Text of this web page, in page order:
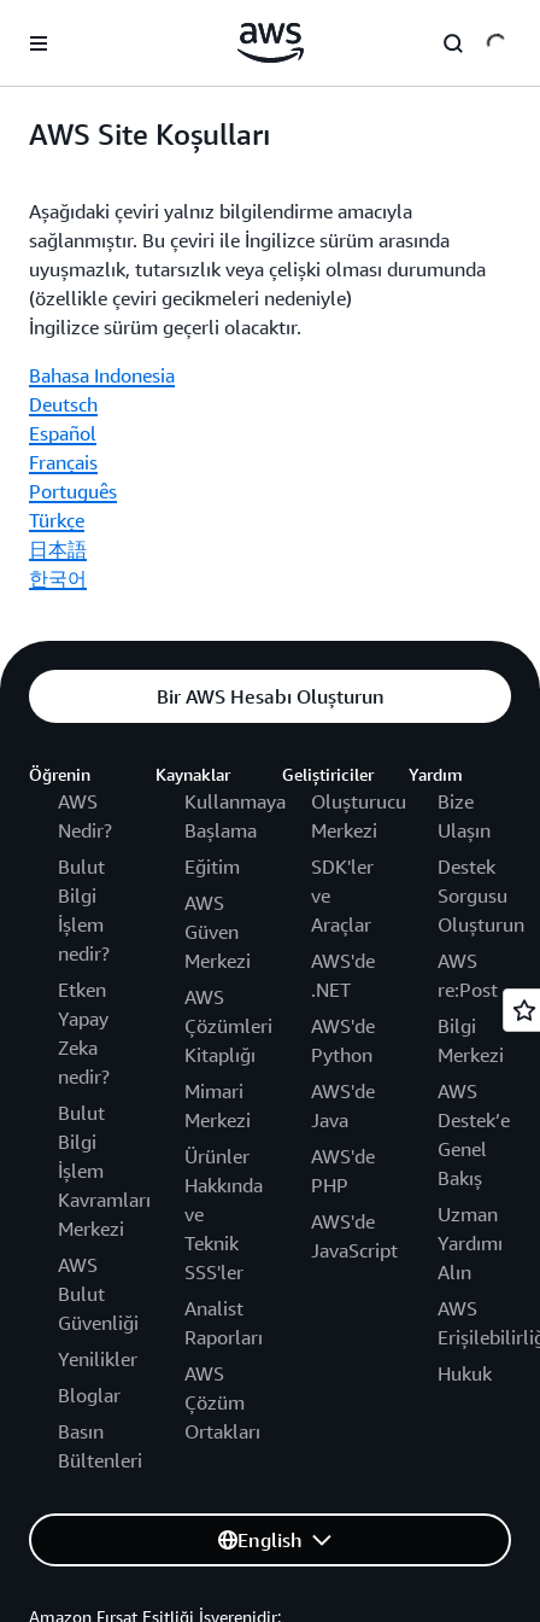
AWS Site Koşulları
Aşağıdaki çeviri yalnız bilgilendirme amacıyla
sağlanmıştır. Bu çeviri ile İngilizce sürüm arasında
uyuşmazlık, tutarsızlık veya çelişki olması durumunda
(özellikle çeviri gecikmeleri nedeniyle)
İngilizce sürüm geçerli olacaktır.
Bahasa Indonesia
Deutsch
Español
Français
Português
Türkçe
日本語
한국어
Bir AWS Hesabı Oluşturun
Öğrenin
AWS
Nedir?
Bulut
Bilgi
İşlem
nedir?
Etken
Yapay
Zeka
nedir?
Bulut
Bilgi
İşlem
Kavramları
Merkezi
AWS
Bulut
Güvenliği
Yenilikler
Bloglar
Basın
Bültenleri
Kaynaklar
Kullanmaya
Başlama
Eğitim
AWS
Güven
Merkezi
AWS
Çözümleri
Kitaplığı
Mimari
Merkezi
Ürünler
Hakkında
ve
Teknik
SSS'ler
Analist
Raporları
AWS
Çözüm
Ortakları
Geliştiriciler
Oluşturucu
Merkezi
SDK'ler
ve
Araçlar
AWS'de
.NET
AWS'de
Python
AWS'de
Java
AWS'de
PHP
AWS'de
JavaScript
Yardım
Bize
Ulaşın
Destek
Sorgusu
Oluşturun
AWS
re:Post
Bilgi
Merkezi
AWS
Destek’e
Genel
Bakış
Uzman
Yardımı
Alın
AWS
Hukuk
English
Amazon Fırsat Eşitliği İşverenidir: